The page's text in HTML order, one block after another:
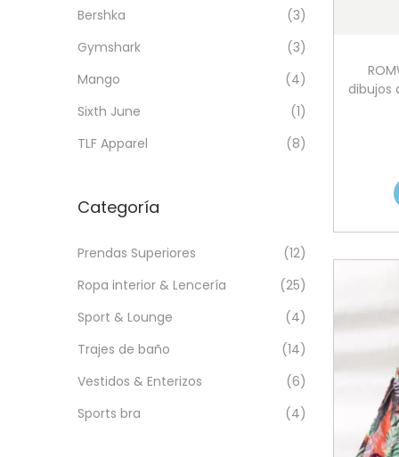
i
ó
o
dibujos
m
o
m
o
Bershka
(3)
Gymshark
(3)
Mango
(4)
Sixth June
(1)
TLF Apparel
(8)
Categoría
Prendas Superiores
(12)
Ropa interior & Lencería
(25)
Sport & Lounge
(4)
Trajes de baño
(14)
Vestidos & Enterizos
(6)
Sports bra
(4)